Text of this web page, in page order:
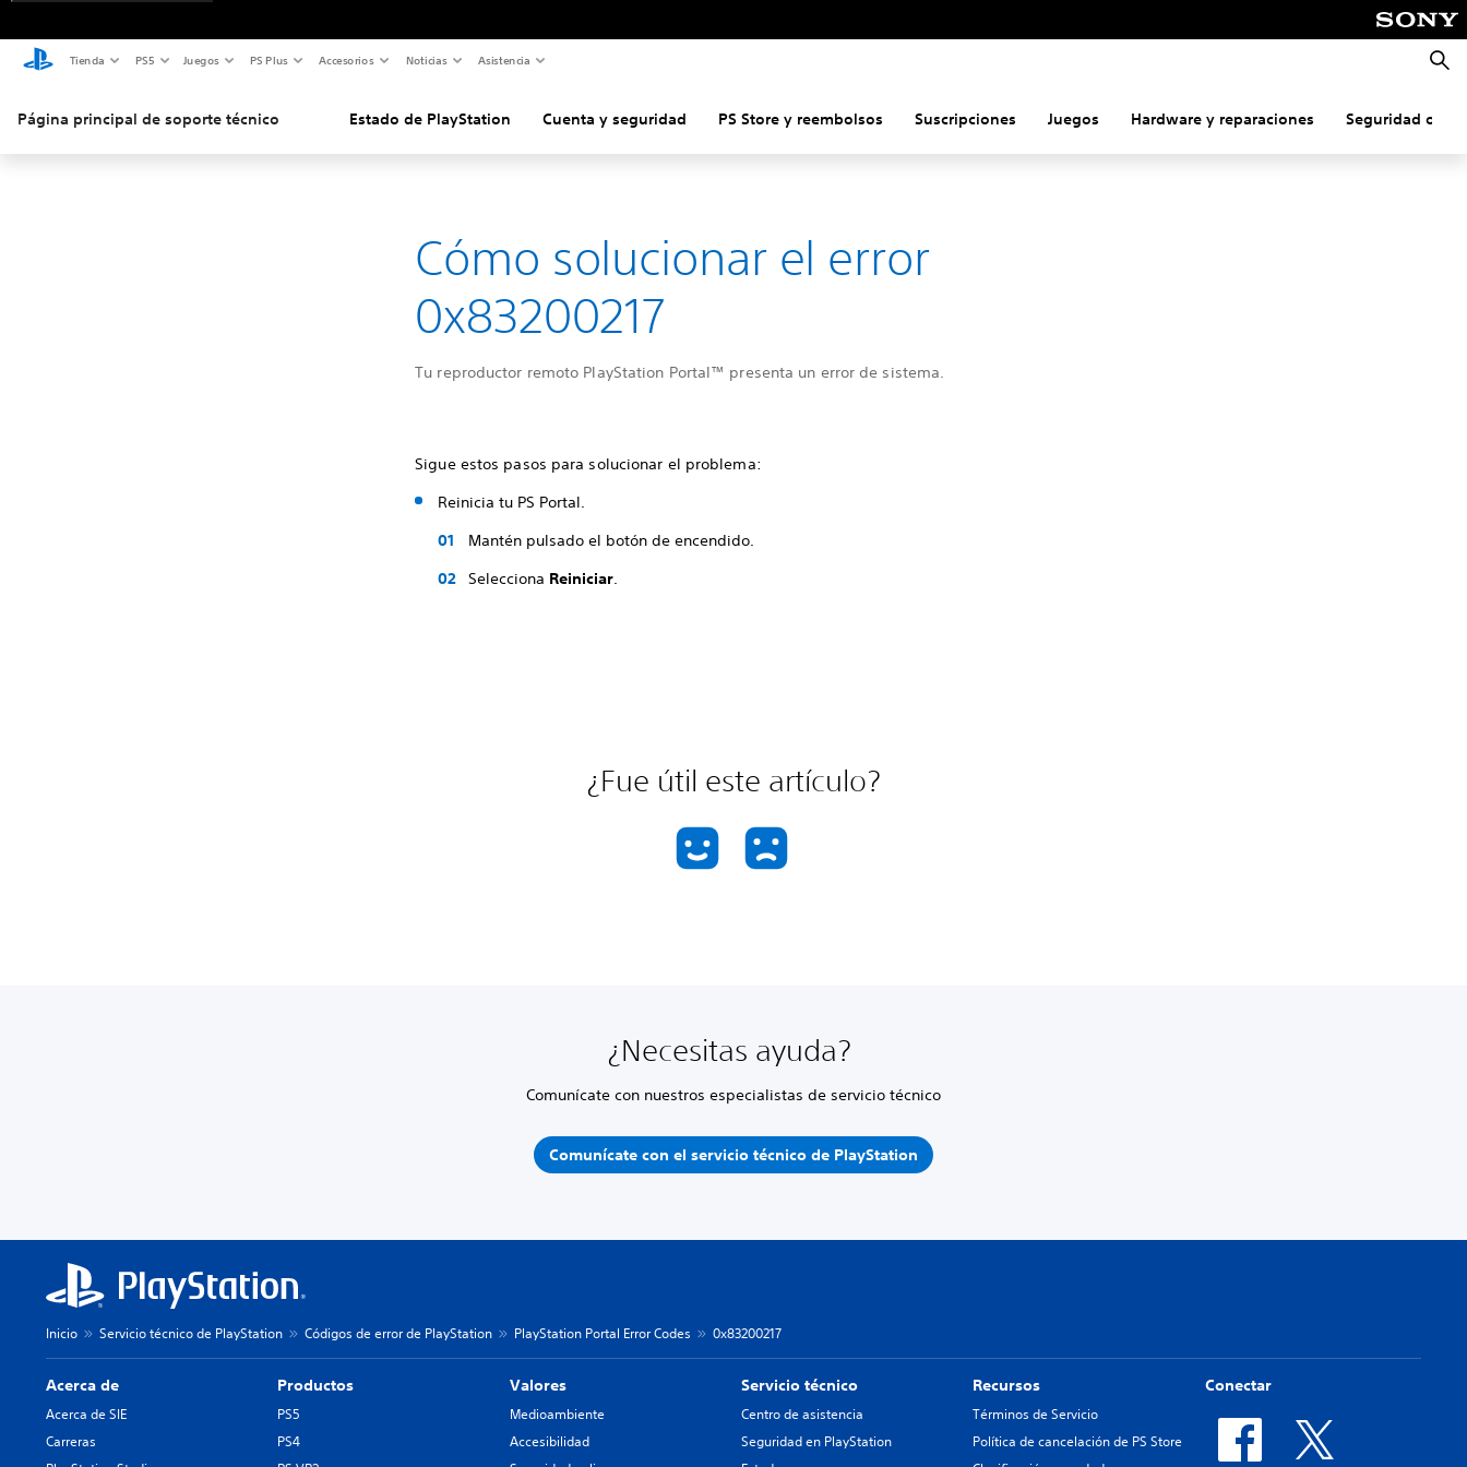
Tienda PS5 Juegos PS Plus Accesorios Noticias Asistencia
Página principal de soporte técnico Estado de PlayStation Cuenta y seguridad PS Store y reembolsos Suscripciones Juegos Hardware y reparaciones Seguridad
Cómo solucionar el error
0x83200217
Tu reproductor remoto PlayStation Portal™ presenta un error de sistema.
Sigue estos pasos para solucionar el problema:
Reinicia tu PS Portal.
Mantén pulsado el botón de encendido.
Selecciona Reiniciar.
¿Fue útil este artículo?
¿Necesitas ayuda?
Comunícate con nuestros especialistas de servicio técnico
Comunícate con el servicio técnico de PlayStation
Inicio Servicio técnico de PlayStation Códigos de error de PlayStation PlayStation Portal Error Codes 0x83200217
Acerca de
Acerca de SIE
Carreras
Productos
PS5
PS4
Valores
Medioambiente
Accesibilidad
Servicio técnico
Centro de asistencia
Seguridad en PlayStation
Recursos
Términos de Servicio
Política de cancelación de PS Store
Conectar